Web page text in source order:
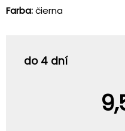
Farba:čierna
do 4 dní